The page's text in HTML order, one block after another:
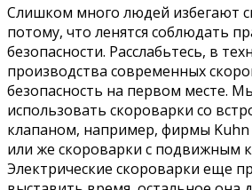
Слишком много людей избегают
потому, что ленятся соблюдать
безопасности. Расслабьтесь, в
производства современных
безопасность на первом месте.
использовать скороварки со
клапаном, например, фирмы Kuhn
или же скороварки с подвижным
Электрические скороварки еще